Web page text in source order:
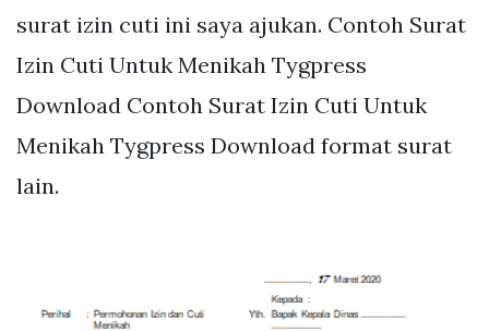
surat izin cuti ini saya ajukan. Contoh Surat
Izin Cuti Untuk Menikah Tygpress
Download Contoh Surat Izin Cuti Untuk
Menikah Tygpress Download format surat
lain.